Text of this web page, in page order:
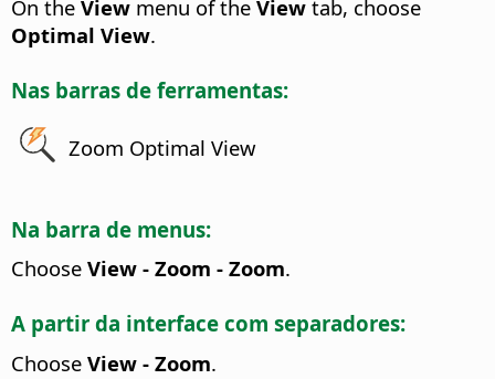
On the View menu of the View tab, choose
Optimal View.
Nas barras de ferramentas:
Zoom Optimal View
Na barra de menus:
Choose View - Zoom - Zoom.
A partir da interface com separadores:
Choose View - Zoom.